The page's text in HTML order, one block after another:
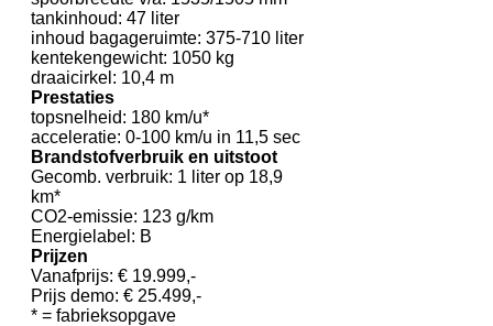
tankinhoud: 47 liter
inhoud bagageruimte: 375-710 liter
kentekengewicht: 1050 kg
draaicirkel: 10,4 m
Prestaties
topsnelheid: 180 km/u*
acceleratie: 0-100 km/u in 11,5 sec
Brandstofverbruik en uitstoot
Gecomb. verbruik: 1 liter op 18,9
km*
CO2-emissie: 123 g/km
Energielabel: B
Prijzen
Vanafprijs: € 19.999,-
Prijs demo: € 25.499,-
* = fabrieksopgave